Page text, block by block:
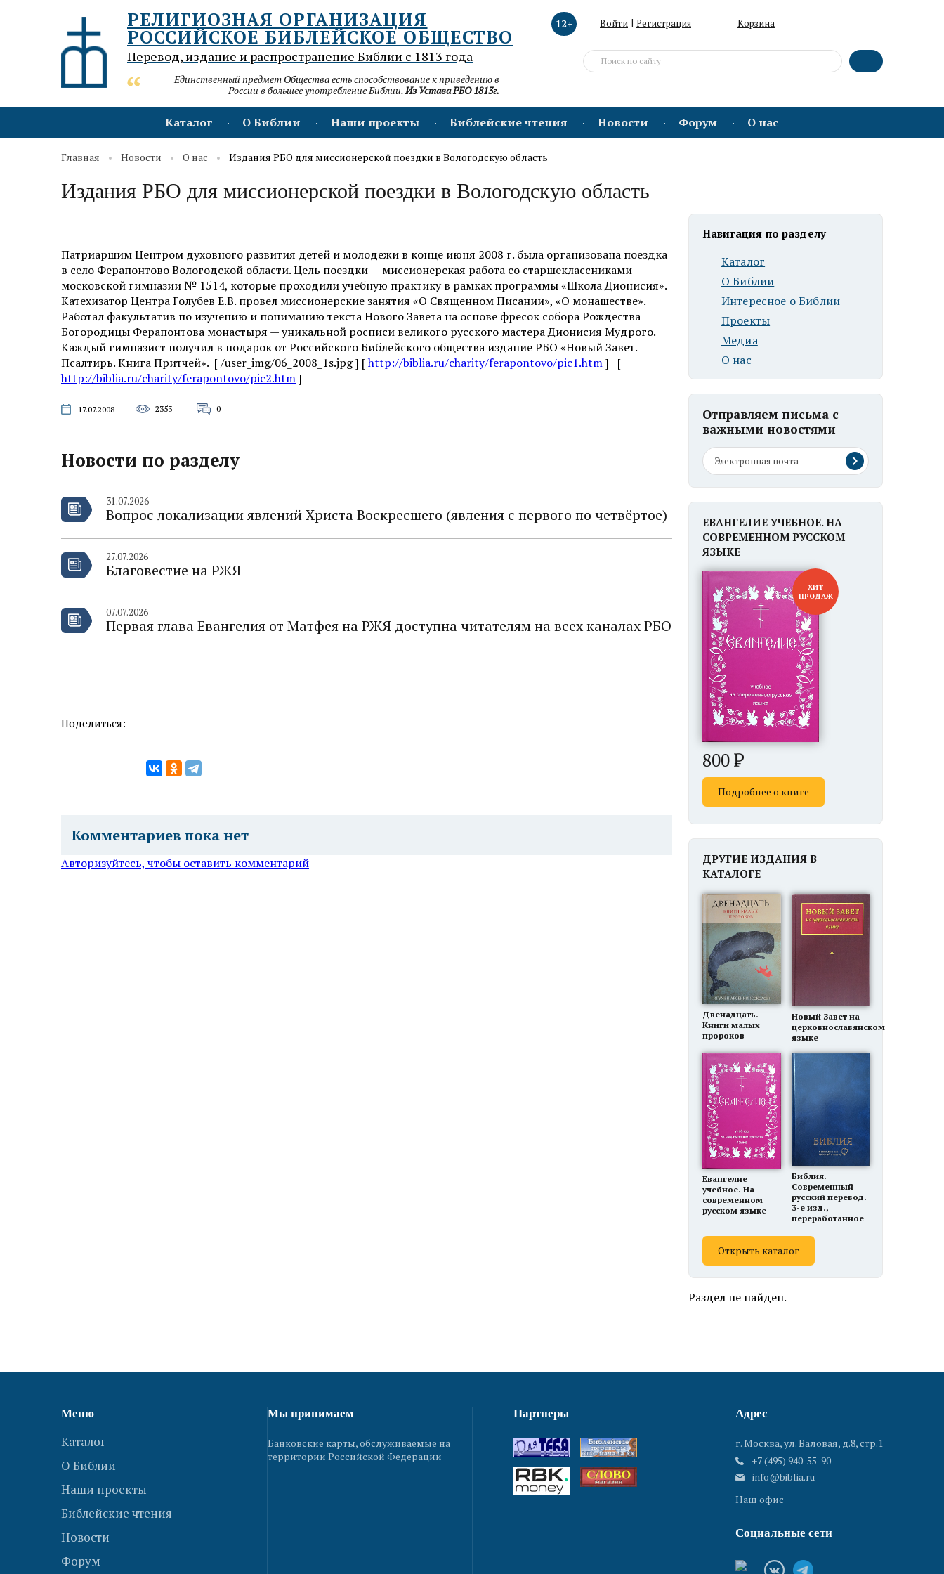
РЕЛИГИОЗНАЯ ОРГАНИЗАЦИЯ
РОССИЙСКОЕ БИБЛЕЙСКОЕ ОБЩЕСТВО
Перевод, издание и распространение Библии с 1813 года
Единственный предмет Общества есть способствование к приведению в
России в большее употребление Библии.Из Устава РБО 1813г.
12+ Войти | Регистрация Корзина
Каталог О Библии Наши проекты Библейские чтения Новости Форум О нас
Главная Новости О нас Издания РБО для миссионерской поездки в Вологодскую область
Издания РБО для миссионерской поездки в Вологодскую область
Патриаршим Центром духовного развития детей и молодежи в конце июня 2008 г. была организована поездка
в село Ферапонтово Вологодской области. Цель поездки — миссионерская работа со старшеклассниками
московской гимназии № 1514, которые проходили учебную практику в рамках программы «Школа Дионисия».
Катехизатор Центра Голубев Е.В. провел миссионерские занятия «О Священном Писании», «О монашестве».
Работал факультатив по изучению и пониманию текста Нового Завета на основе фресок собора Рождества
Богородицы Ферапонтова монастыря — уникальной росписи великого русского мастера Дионисия Мудрого.
Каждый гимназист получил в подарок от Российского Библейского общества издание РБО «Новый Завет.
Псалтирь. Книга Притчей». [ /user_img/06_2008_1s.jpg ] [http://biblia.ru/charity/ferapontovo/pic1.htm] [
http://biblia.ru/charity/ferapontovo/pic2.htm]
17.07.2008 2353 0
Новости по разделу
31.07.2026
Вопрос локализации явлений Христа Воскресшего (явления с первого по четвёртое)
27.07.2026
Благовестие на РЖЯ
07.07.2026
Первая глава Евангелия от Матфея на РЖЯ доступна читателям на всех каналах РБО
Поделиться:
Комментариев пока нет
Авторизуйтесь, чтобы оставить комментарий
Навигация по разделу
Каталог
О Библии
Интересное о Библии
Проекты
Медиа
О нас
Отправляем письма с
важными новостями
ЕВАНГЕЛИЕ УЧЕБНОЕ. НА
СОВРЕМЕННОМ РУССКОМ
ЯЗЫКЕ
ХИТ
ПРОДАЖ
800
Подробнее о книге
ДРУГИЕ ИЗДАНИЯ В
КАТАЛОГЕ
Двенадцать.
Книги малых
пророков
Новый Завет на
церковнославянском
языке
Евангелие
учебное. На
современном
русском языке
Библия.
Современный
русский перевод.
3-е изд.,
переработанное
Открыть каталог
Раздел не найден.
Меню
Каталог
О Библии
Наши проекты
Библейские чтения
Новости
Форум
Мы принимаем
Банковские карты, обслуживаемые на
территории Российской Федерации
Партнеры Адрес
г. Москва, ул. Валовая, д.8, стр.1
+7 (495) 940-55-90
info@biblia.ru
Наш офис
Социальные сети